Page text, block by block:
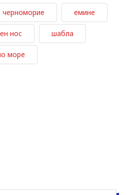
черноморие емине
нос шабла
море